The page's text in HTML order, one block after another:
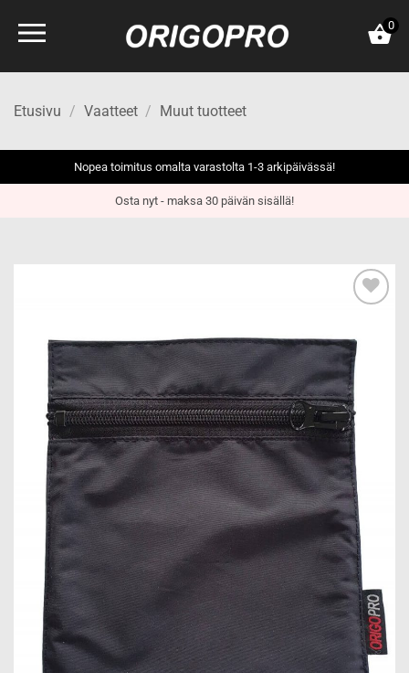
0
Etusivu / Vaatteet / Muut tuotteet
Nopea toimitus omalta varastolta 1-3 arkipäivässä!
Osta nyt - maksa 30 päivän sisällä!
wishlist